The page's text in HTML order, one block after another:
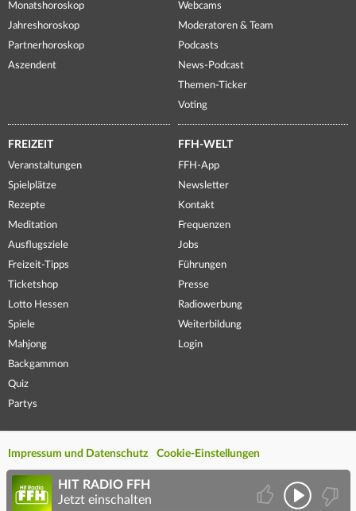
Monatshoroskop
Jahreshoroskop
Partnerhoroskop
Aszendent
Webcams
Moderatoren & Team
Podcasts
News-Podcast
Themen-Ticker
Voting
FREIZEIT
Veranstaltungen
Spielplätze
Rezepte
Meditation
Ausflugsziele
Freizeit-Tipps
Ticketshop
Lotto Hessen
Spiele
Mahjong
Backgammon
Quiz
Partys
FFH-WELT
FFH-App
Newsletter
Kontakt
Frequenzen
Jobs
Führungen
Presse
Radiowerbung
Weiterbildung
Login
Impressum und Datenschutz Cookie-Einstellungen
HIT RADIO FFH
Jetzt einschalten